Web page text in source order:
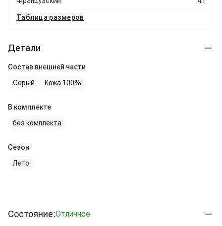
Таблица размеров
Детали
Состав внешней части
Серый
Кожа 100%
В комплекте
без комплекта
Сезон
Лето
Состояние:Отличное